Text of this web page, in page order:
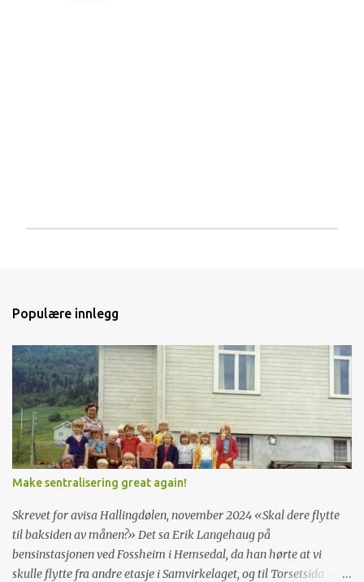
i
e
n
k
o
m
m
e
n
t
a
Populære innlegg
Make sentralisering great again!
Skrevet for avisa Hallingdølen, november 2024 «Skal dere flytte
til baksiden av månen?» Det sa Erik Langehaug på
bensinstasjonen ved Fossheim i Hemsedal, da han hørte at vi
skulle flytte fra andre etasje i Samvirkelaget, og til Torsetsida – en